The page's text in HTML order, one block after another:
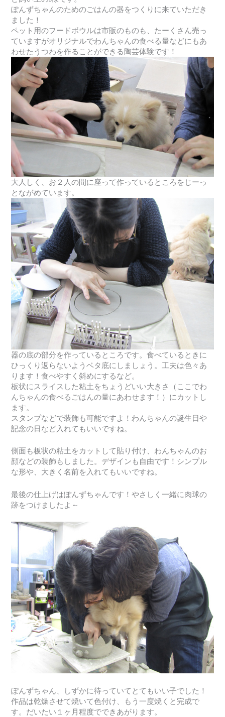
ぽんずちゃんのためのごはんの器をつくりに来ていただき
ました！
ペット用のフードボウルは市販のものも、たーくさん売っ
ていますがオリジナルでわんちゃんの食べる量などにもあ
わせたうつわを作ることができる陶芸体験です！
大人しく、お２人の間に座って作っているところをじーっ
とながめています。
器の底の部分を作っているところです。食べているときに
ひっくり返らないようベタ底にしましょう。工夫は色々あ
ります！食べやすく斜めにするなど。
板状にスライスした粘土をちょうどいい大きさ（ここでわ
んちゃんの食べるごはんの量にあわせます！）にカットし
ます。
スタンプなどで装飾も可能ですよ！わんちゃんの誕生日や
記念の日など入れてもいいですね。
側面も板状の粘土をカットして貼り付け、わんちゃんのお
顔などの装飾もしました。デザインも自由です！シンプル
な形や、大きく名前を入れてもいいですね。
最後の仕上げはぽんずちゃんです！やさしく一緒に肉球の
跡をつけましたよ～
ぽんずちゃん、しずかに待っていてとてもいい子でした！
作品は乾燥させて焼いて色付け、もう一度焼くと完成で
す。だいたい１ヶ月程度でできあがります。